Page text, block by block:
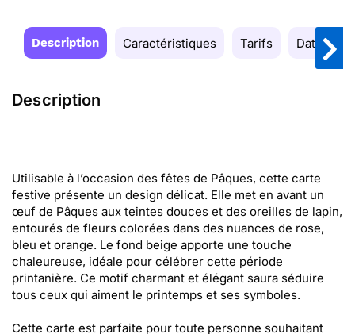
Description Caractéristiques Tarifs Date de
Description
Utilisable à l’occasion des fêtes de Pâques, cette carte
festive présente un design délicat. Elle met en avant un
œuf de Pâques aux teintes douces et des oreilles de lapin,
entourés de fleurs colorées dans des nuances de rose,
bleu et orange. Le fond beige apporte une touche
chaleureuse, idéale pour célébrer cette période
printanière. Ce motif charmant et élégant saura séduire
tous ceux qui aiment le printemps et ses symboles.
Cette carte est parfaite pour toute personne souhaitant